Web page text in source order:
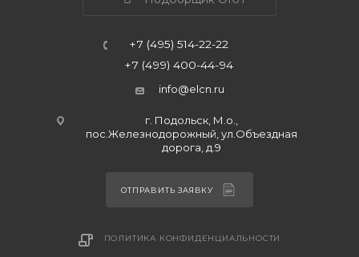
+7 (495) 514-22-22
+7 (499) 400-44-94
info@elcn.ru
г. Подольск, М.о.,
пос.Железнодорожный, ул.Объездная
дорога, д.9
ОТПРАВИТЬ ЗАЯВКУ
ПОЛИТИКА КОНФИДЕНЦИАЛЬНОСТИ